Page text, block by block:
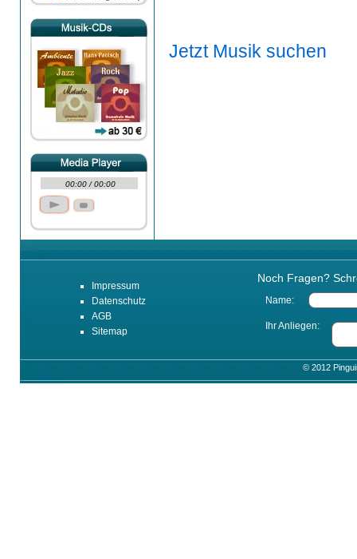
00:00/00:00
Jetzt Musik suchen
Impressum
Datenschutz
AGB
Sitemap
Noch Fragen?
Name:
Ihr Anliegen:
© 2012